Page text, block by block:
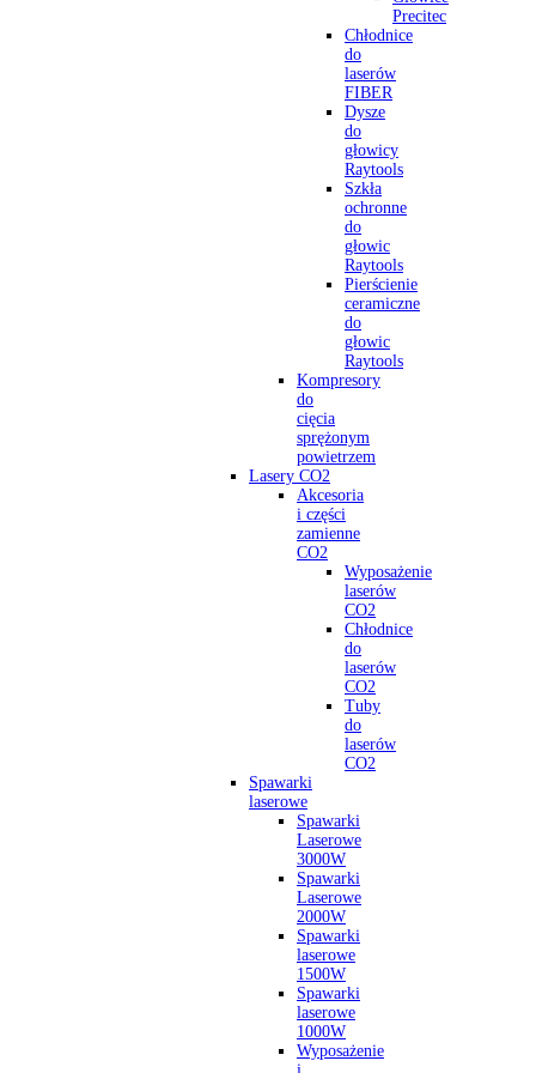
Precitec
Chłodnice
do
laserów
FIBER
Dysze
do
głowicy
Raytools
Szkła
ochronne
do
głowic
Raytools
Pierścienie
ceramiczne
do
głowic
Raytools
Kompresory
do
cięcia
sprężonym
powietrzem
Lasery CO2
Akcesoria
i części
zamienne
CO2
Wyposażenie
laserów
CO2
Chłodnice
do
laserów
CO2
Tuby
do
laserów
CO2
Spawarki
laserowe
Spawarki
Laserowe
3000W
Spawarki
Laserowe
2000W
Spawarki
laserowe
1500W
Spawarki
laserowe
1000W
Wyposażenie